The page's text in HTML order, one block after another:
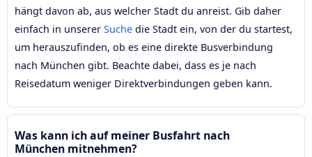
hängt davon ab, aus welcher Stadt du anreist. Gib daher
einfach in unserer Suche die Stadt ein, von der du startest,
um herauszufinden, ob es eine direkte Busverbindung
nach München gibt. Beachte dabei, dass es je nach
Reisedatum weniger Direktverbindungen geben kann.
Was kann ich auf meiner Busfahrt nach
München mitnehmen?